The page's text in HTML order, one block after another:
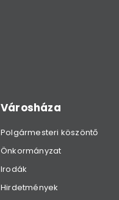
Városháza
Polgármesteri köszöntő
Önkormányzat
Irodák
Hirdetmények